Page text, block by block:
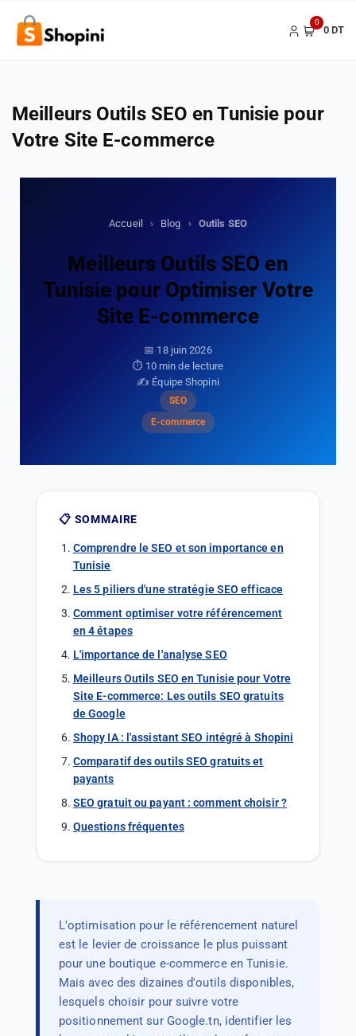
0
0 DT
Meilleurs Outils SEO en Tunisie pour
Votre Site E-commerce
Accueil › Blog › Outils SEO
Meilleurs Outils SEO en
Tunisie pour Optimiser Votre
Site E-commerce
📅 18 juin 2026
⏱️ 10 min de lecture
✍️ Équipe Shopini
SEO
E-commerce
📋 SOMMAIRE
Comprendre le SEO et son importance en
Tunisie
Les 5 piliers d'une stratégie SEO efficace
Comment optimiser votre référencement
en 4 étapes
L'importance de l'analyse SEO
Meilleurs Outils SEO en Tunisie pour Votre
Site E-commerce: Les outils SEO gratuits
de Google
Shopy IA : l'assistant SEO intégré à Shopini
Comparatif des outils SEO gratuits et
payants
SEO gratuit ou payant : comment choisir ?
Questions fréquentes
L'optimisation pour le référencement naturel
est le levier de croissance le plus puissant
pour une boutique e-commerce en Tunisie.
Mais avec des dizaines d'outils disponibles,
lesquels choisir pour suivre votre
positionnement sur Google.tn, identifier les